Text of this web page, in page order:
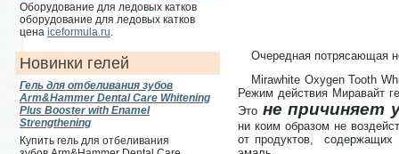
Оборудование для ледовых катков
оборудование для ледовых катков
цена iceformula.ru.
Новинки гелей
Гель для отбеливания зубов
Arm&Hammer Dental Care Whitening
Plus Booster with Enamel
Strengthening
Купить гель для отбеливания
Очередная потрясающая
Mirawhite Oxygen Tooth
Режим действия Миравайт
Это не причиняет
ни коим образом не
от продуктов, содержащих